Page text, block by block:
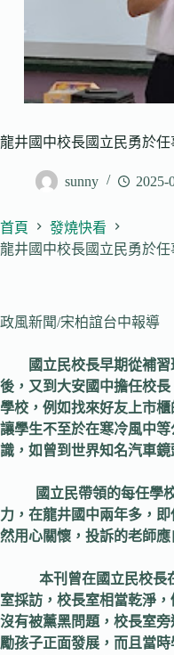
龍井國中校長國立民勇於
sunny 2025-
首頁
發燒快看
龍井國中校長國立民勇於
政風新聞/宋柏誼台中報導
國立民校長早期從補習
後，又到大安國中擔任校長
學校，例如找來好友上市
讓學生不至於在寒冷風中
識，如曾到世界知名汽車
國立民帶領的每任學校
力，在龍井國中兩年多，
然用心關懷，投訴的老師應
本刊曾在國立民校長在
室採訪，校長室相當乾淨
沒有被薰黑問題，校長室
勵孩子正面發展，而且當